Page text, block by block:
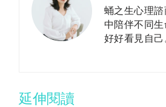
蛹之生心理
中陪伴不同
好好看見自己
延伸閱讀